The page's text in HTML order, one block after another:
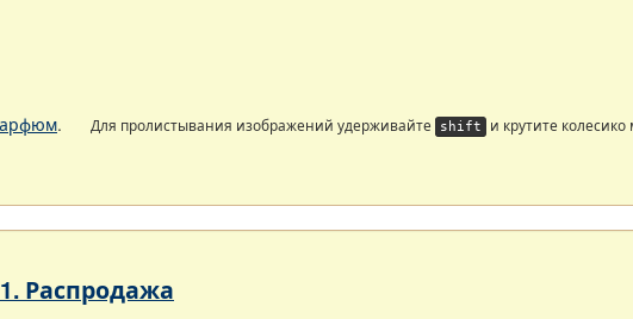
. Для пролистывания изображений удерживайте shift и крутите
Распродажа